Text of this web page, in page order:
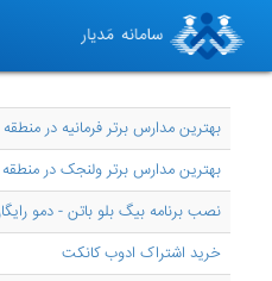
بهترین مدارس برتر فرمانیه در منطقه 1
بهترین مدارس برتر ولنجک در منطقه 1
نصب برنامه بیگ بلو باتن - دمو
خرید اشتراک ادوب کانکت